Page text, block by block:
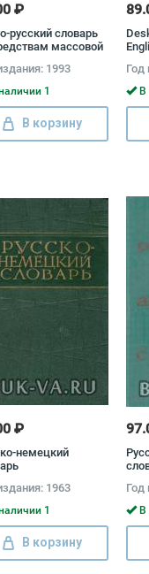
₽
русский словарь
массовой
1993
1
В корзину
Год
В
₽
немецкий
1963
1
В корзину
Год
В